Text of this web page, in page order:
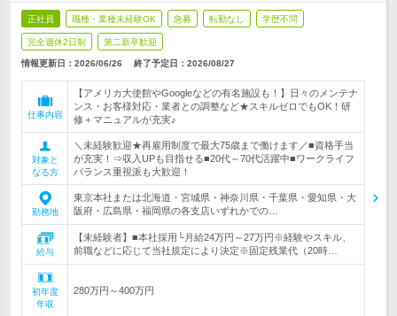
正社員 職種・業種未経験OK 急募 転勤なし 学歴不問
完全週休2日制 第二新卒歓迎
情報更新日：2026/06/26 終了予定日： 2026/08/27
仕事内容
【アメリカ大使館やGoogleなどの有名施設も！】日々のメンテナ
ンス・お客様対応・業者との調整など★スキルゼロでもOK！研
修＋マニュアルが充実♪
対象と
なる方
＼未経験歓迎★再雇用制度で最大75歳まで働けます／■資格手当
が充実！⇒収入UPも目指せる■20代～70代活躍中■ワークライフ
バランス重視派も大歓迎！
勤務地
東京本社または北海道・宮城県・神奈川県・千葉県・愛知県・大
阪府・広島県・福岡県の各支店いずれかでの…
給与
【未経験者】■本社採用└月給24万円～27万円※経験やスキル、
前職などに応じて当社規定により決定※固定残業代（20時…
初年度
年収
280万円～400万円